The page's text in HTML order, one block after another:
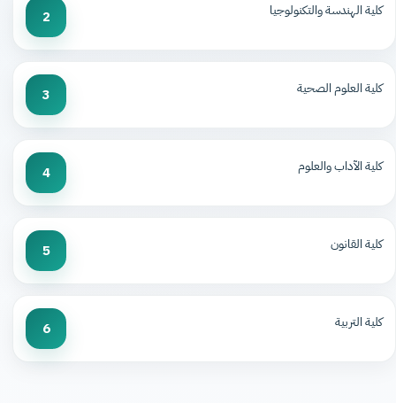
كلية الهندسة والتكنولوجيا 2
كلية العلوم الصحية 3
كلية الآداب والعلوم 4
كلية القانون 5
كلية التربية 6